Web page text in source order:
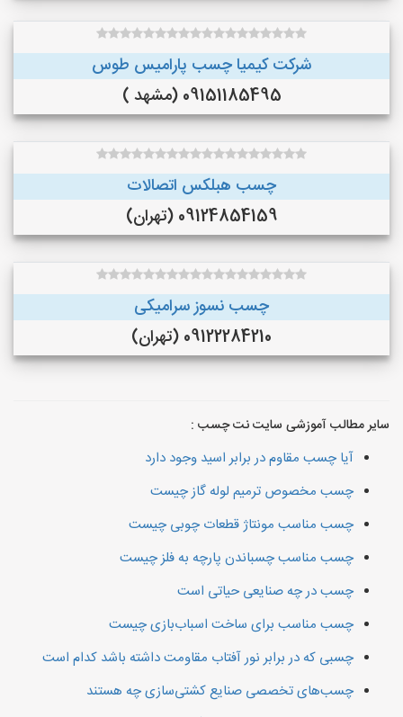
شرکت کیمیا چسب پارامیس طوس
09151185495 (مشهد )
چسب هبلکس اتصالات
09124854159 (تهران)
چسب نسوز سرامیکی
09122284210 (تهران)
سایر مطالب آموزشی سایت نت چسب :
آیا چسب مقاوم در برابر اسید وجود دارد
چسب مخصوص ترمیم لوله گاز چیست
چسب مناسب مونتاژ قطعات چوبی چیست
چسب مناسب چسباندن پارچه به فلز چیست
چسب در چه صنایعی حیاتی است
چسب مناسب برای ساخت اسباب‌بازی چیست
چسبی که در برابر نور آفتاب مقاومت داشته باشد کدام است
چسب‌های تخصصی صنایع کشتی‌سازی چه هستند